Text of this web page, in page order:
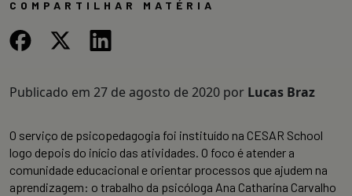
COMPARTILHAR MATÉRIA
Publicado em 27 de agosto de 2020 por Lucas Braz
O serviço de psicopedagogia foi instituído na CESAR School
logo depois do início das atividades. O foco é atender a
comunidade educacional e orientar processos que ajudem na
aprendizagem: o trabalho da psicóloga Ana Catharina Carvalho